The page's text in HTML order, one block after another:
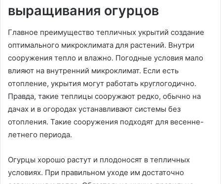
выращивания огурцов
Главное преимущество тепличных укрытий создание
оптимального микроклимата для растений. Внутри
сооружения тепло и влажно. Погодные условия мало
влияют на внутренний микроклимат. Если есть
отопление, укрытия могут работать круглогодично.
Правда, такие теплицы сооружают редко, обычно на
дачах и в огородах устанавливают системы без
отопления. Такие сооружения подходят для весенне-
летнего периода.
Огурцы хорошо растут и плодоносят в тепличных
условиях. При правильном уходе им достаточно